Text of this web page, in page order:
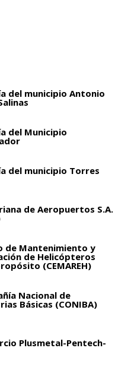
del municipio Antonio
del Municipio
del municipio Torres
de Aeropuertos S.A.
de Mantenimiento y
de Helicópteros
(CEMAREH)
Nacional de
Básicas (CONIBA)
Plusmetal-Pentech-